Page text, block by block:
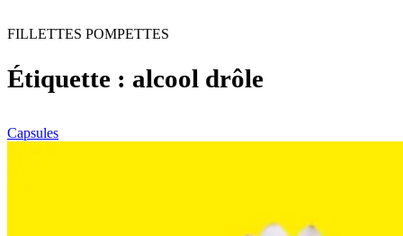
FILLETTES POMPETTES
Étiquette : alcool drôle
Capsules